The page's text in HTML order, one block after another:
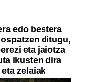
edo bestera
ditugu,
eta jaiotza
ikusten dira
zelaiak